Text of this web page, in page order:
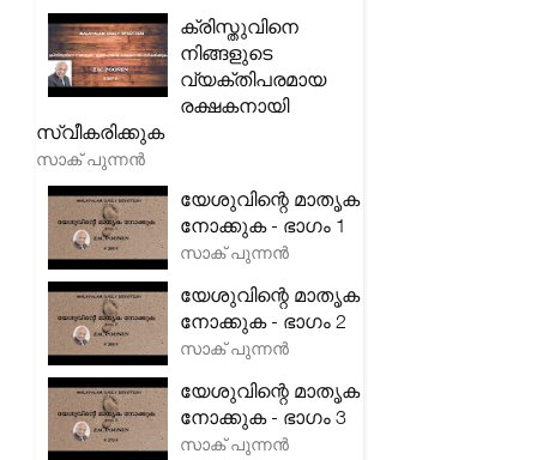
ക്രിസ്തുവിനെ
നിങ്ങളുടെ
വ്യക്തിപരമായ
രക്ഷകനായി
സ്വീകരിക്കുക
സാക് പുന്നൻ
യേശുവിന്റെ മാതൃക
നോക്കുക - ഭാഗം 1
സാക് പുന്നൻ
യേശുവിന്റെ മാതൃക
നോക്കുക - ഭാഗം 2
സാക് പുന്നൻ
യേശുവിന്റെ മാതൃക
നോക്കുക - ഭാഗം 3
സാക് പുന്നൻ